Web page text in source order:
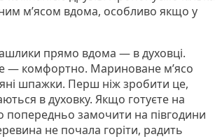
м’ясом вдома, особливо якщо у
прямо вдома — в духовці.
— комфортно. Мариноване м’ясо
шпажки. Перш ніж зробити це,
в духовку. Якщо готуєте на
попередньо замочити на півгодини
не почала горіти, радить